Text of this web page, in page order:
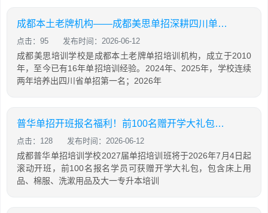
成都本土老牌机构——成都美思单招深耕四川单招16年，助力学生录取公办院校！
点击：95 发布时间：2026-06-12
成都美思培训学校是成都本土老牌单招培训机构，成立于2010
年，至今已有16年单招培训经验。2024年、2025年，学校连续
两年培养出四川省单招第一名；2026年
普华单招开班报名福利！前100名赠开学大礼包，含床上用品，棉服，先到先得！
点击：128 发布时间：2026-06-12
成都普华单招培训学校2027届单招培训班将于2026年7月4日起
滚动开班，前100名报名学员可获赠开学大礼包，包含床上用
品、棉服、洗漱用品及大一专升本培训